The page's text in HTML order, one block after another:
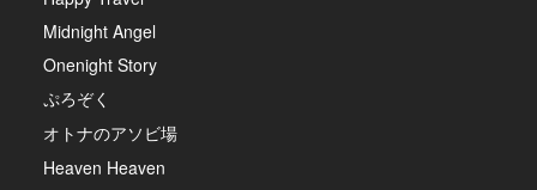
Midnight Angel
Onenight Story
ぷろぞく
オトナのアソビ場
Heaven Heaven